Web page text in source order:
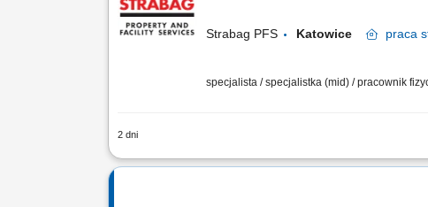
Strabag PFS Katowice praca
specjalista / specjalistka (mid) / pracownik
2 dni
Opis stanowiska Utrzymanie sprawności